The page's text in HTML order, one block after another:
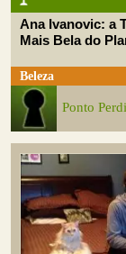
Ana Ivanovic: a
Mais Bela do
Beleza
Ponto